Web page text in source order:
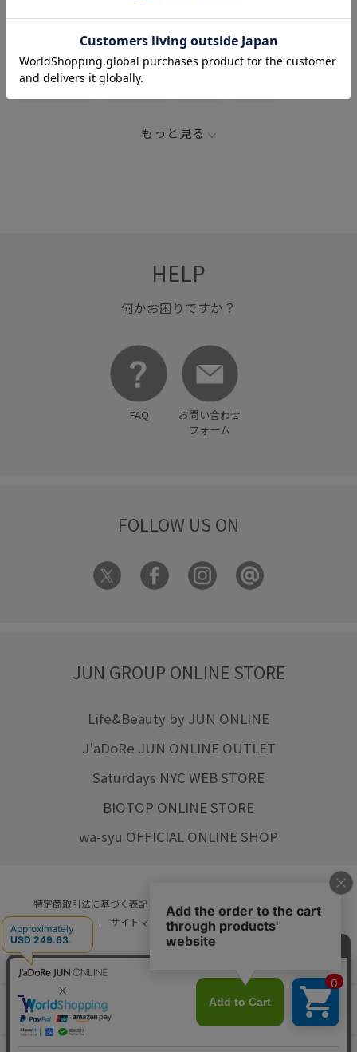
関連タグ
J&R_26SS_UVITEM スタイリッシュ スッキリ
もっと見る
HELP
何かお困りですか？
FAQ
お問い合わせ
フォーム
FOLLOW US ON
JUN GROUP ONLINE STORE
Life&Beauty by JUN ONLINE
J'aDoRe JUN ONLINE OUTLET
Saturdays NYC WEB STORE
BIOTOP ONLINE STORE
wa-syu OFFICIAL ONLINE SHOP
特定商取引法に基づく表記 プライバシーポリシー
会社概要
ご利用規約
サイトマップ リクルート ご利用ガイド
© JUN CO.,LTD. ALL RIGHTS RESERVED.
店舗在庫
をみる
カートに入れる